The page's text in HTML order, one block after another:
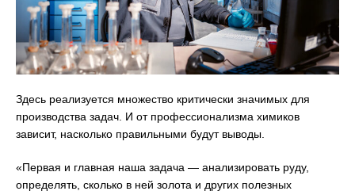
Здесь реализуется множество критически значимых для
производства задач. И от профессионализма химиков
зависит, насколько правильными будут выводы.
«Первая и главная наша задача — анализировать руду,
определять, сколько в ней золота и других полезных